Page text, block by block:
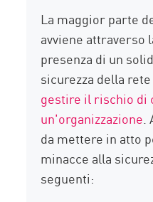
La maggior parte
avviene attraverso
presenza di un
sicurezza della
gestire il rischio di
un'organizzazione.
da mettere in atto
minacce alla
seguenti: